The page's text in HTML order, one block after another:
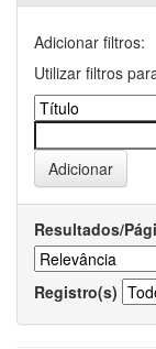
Adicionar filtros:
Utilizar filtros
Resultados/
Registro(s)